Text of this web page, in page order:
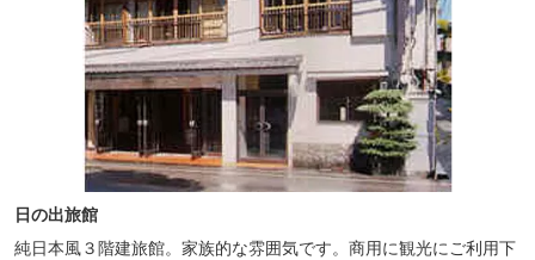
日の出旅館
純日本風３階建旅館。家族的な雰囲気です。商用に観光にご利用下